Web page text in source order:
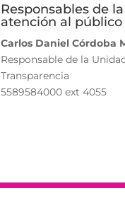
Responsables de
atención al público
Carlos Daniel Córdoba
Responsable de la
Transparencia
5589584000 ext 4055